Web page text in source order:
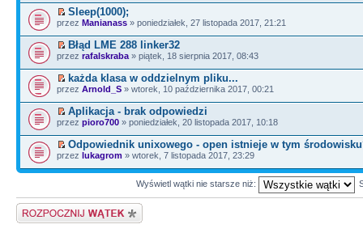
Sleep(1000);
przez Manianass » poniedziałek, 27 listopada 2017, 21:21
Błąd LME 288 linker32
przez rafalskraba » piątek, 18 sierpnia 2017, 08:43
każda klasa w oddzielnym pliku...
przez Arnold_S » wtorek, 10 października 2017, 00:21
Aplikacja - brak odpowiedzi
przez pioro700 » poniedziałek, 20 listopada 2017, 10:18
Odpowiednik unixowego - open istnieje w tym
przez lukagrom » wtorek, 7 listopada 2017, 23:29
Wyświetl wątki nie starsze niż:
Napisz wątek